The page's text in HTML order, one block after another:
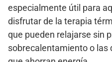
especialmente útil para
disfrutar de la terapia
que pueden relajarse sin
sobrecalentamiento o las